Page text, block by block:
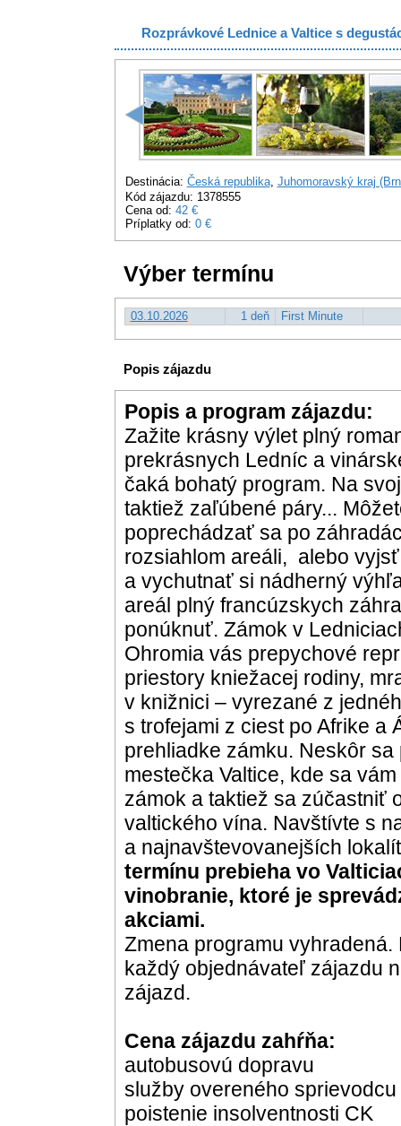
Rozprávkové Lednice a Valtice s
Destinácia: Česká republika, Juhomoravský kraj
Kód zájazdu: 1378555
Cena od: 42 €
Príplatky od: 0 €
Výber termínu
03.10.2026 1 deň First Minute
Popis zájazdu
Popis a program zájazdu:
Zažite krásny výlet plný
prekrásnych Ledníc a
čaká bohatý program. Na
taktiež zaľúbené páry...
poprechádzať sa po
rozsiahlom areáli, alebo
a vychutnať si nádherný
areál plný francúzskych
ponúknuť. Zámok v
Ohromia vás prepychové
priestory kniežacej rodiny,
v knižnici – vyrezané z
s trofejami z ciest po Afrike a
prehliadke zámku. Neskôr
mestečka Valtice, kde sa
zámok a taktiež sa zúčastniť
valtického vína. Navštívte s
a najnavštevovanejších
termínu prebieha vo
vinobranie, ktoré je
akciami.
Zmena programu
každý objednávateľ zájazdu
zájazd.
Cena zájazdu zahŕňa:
autobusovú dopravu
služby overeného sprievodcu
poistenie insolventnosti CK